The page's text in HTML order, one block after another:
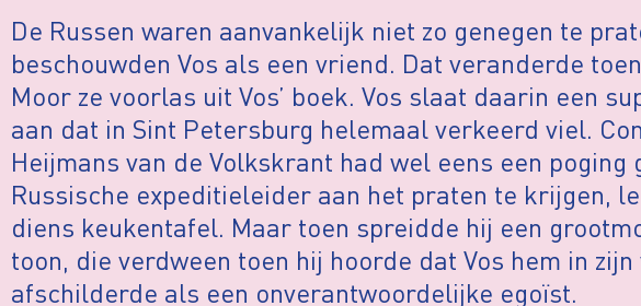
De Russen waren aanvankelijk niet zo genegen te
beschouwden Vos als een vriend. Dat veranderde
Moor ze voorlas uit Vos’ boek. Vos slaat daarin een
aan dat in Sint Petersburg helemaal verkeerd viel.
Heijmans van de Volkskrant had wel eens een poging
Russische expeditieleider aan het praten te krijgen,
diens keukentafel. Maar toen spreidde hij een
toon, die verdween toen hij hoorde dat Vos hem in
afschilderde als een onverantwoordelijke egoïst.